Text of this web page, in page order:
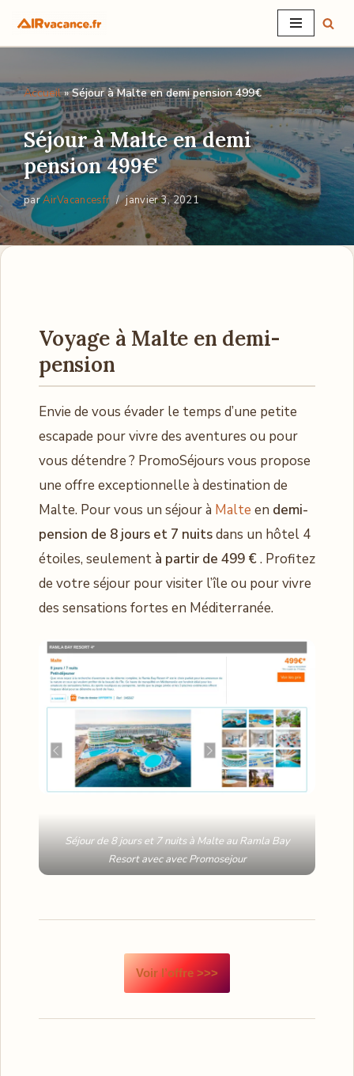
Aller
contenu
Accueil»Séjour à Malte en demi pension 499€
Séjour à Malte en demi
pension 499€
parAirVacancesfr janvier 3, 2021
Voyage à Malte en demi-
pension
Envie de vous évader le temps d’une petite
escapade pour vivre des aventures ou pour
vous détendre ? PromoSéjours vous propose
une offre exceptionnelle à destination de
Malte. Pour vous un séjour à Malte en demi-
pension de 8 jours et 7 nuitsdans un hôtel 4
étoiles, seulement à partir de 499 €. Profitez
de votre séjour pour visiter l’île ou pour vivre
des sensations fortes en Méditerranée.
Séjour de 8 jours et 7 nuits à Malte au Ramla Bay
Resort avec avec Promosejour
Voir l’offre >>>